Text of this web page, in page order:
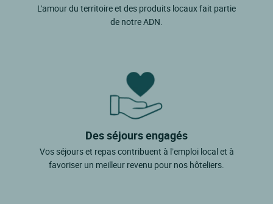
L'amour du territoire et des produits locaux fait partie
de notre ADN.
Des séjours engagés
Vos séjours et repas contribuent à l’emploi local et à
favoriser un meilleur revenu pour nos hôteliers.